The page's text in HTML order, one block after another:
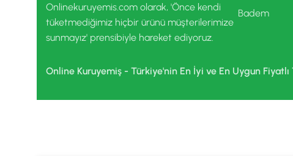
Onlinekuruyemis.com olarak, 'Önce kendi
tüketmediğimiz hiçbir ürünü müşterilerimize
sunmayız' prensibiyle hareket ediyoruz.
Badem
Online Kuruyemiş - Türkiye'nin En İyi ve En Uygun